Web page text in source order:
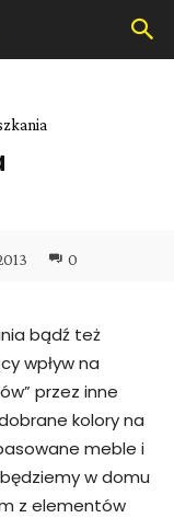
0
bądź też
wpływ na
przez inne
kolory na
meble i
w domu
z elementów